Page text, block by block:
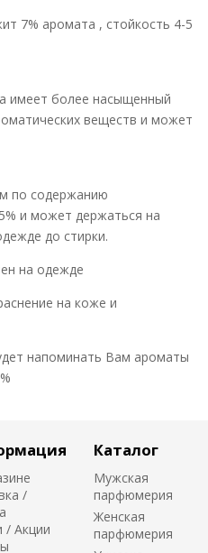
7% аромата , стойкость 4-5
более насыщенный
веществ и может
по содержанию
и может держаться на
до стирки.
на одежде
на коже и
напоминать Вам ароматы
/
/ Акции
Каталог
Мужская
парфюмерия
Женская
парфюмерия